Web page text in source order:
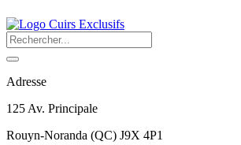
Adresse
125 Av. Principale
Rouyn-Noranda (QC) J9X 4P1